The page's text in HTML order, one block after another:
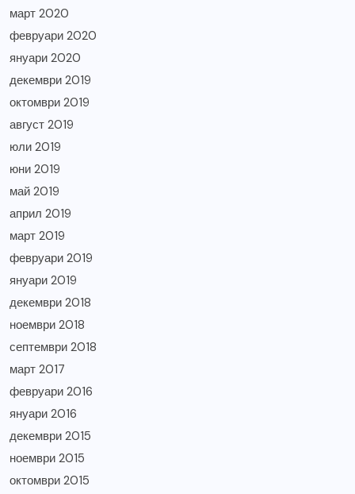
март 2020
февруари 2020
януари 2020
декември 2019
октомври 2019
август 2019
юли 2019
юни 2019
май 2019
април 2019
март 2019
февруари 2019
януари 2019
декември 2018
ноември 2018
септември 2018
март 2017
февруари 2016
януари 2016
декември 2015
ноември 2015
октомври 2015